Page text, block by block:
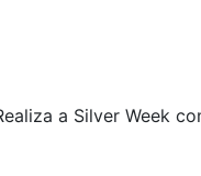
a Silver Week